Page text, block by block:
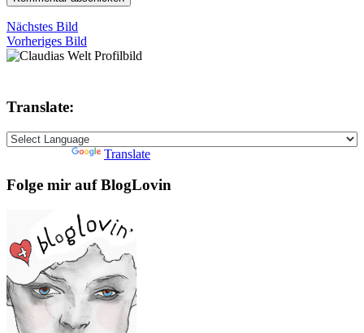
Nächstes Bild
Vorheriges Bild
Translate:
Translate
Folge mir auf BlogLovin